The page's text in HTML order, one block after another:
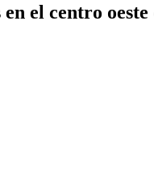
el centro oeste